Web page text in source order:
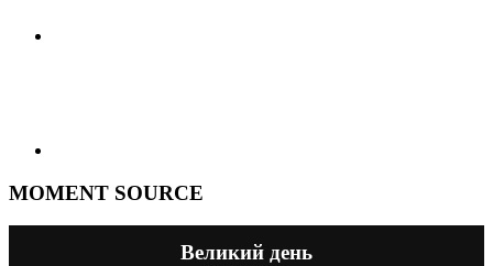
MOMENT SOURCE
Великий день